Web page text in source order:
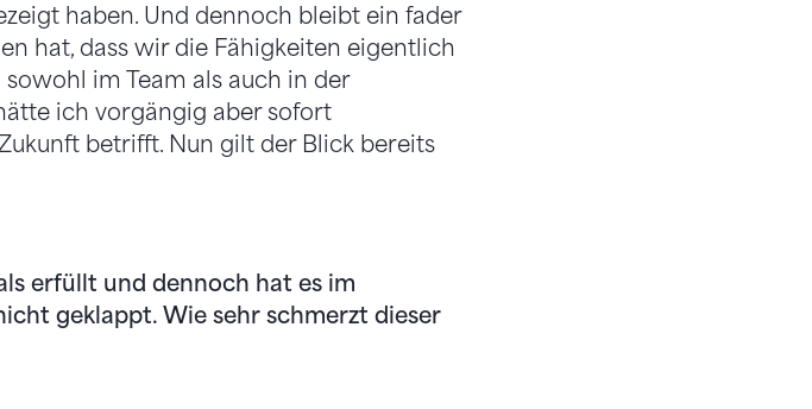
haben. Und dennoch bleibt ein fader
hat, dass wir die Fähigkeiten eigentlich
im Team als auch in der
ich vorgängig aber sofort
betrifft. Nun gilt der Blick bereits
erfüllt und dennoch hat es im
geklappt. Wie sehr schmerzt dieser